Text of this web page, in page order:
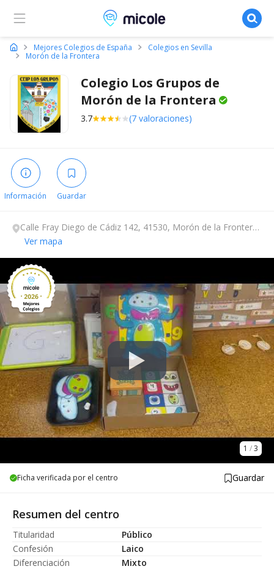
Micole, buscador de colegios
Mejores Colegios de España
Colegios en Sevilla
Morón de la Frontera
Colegio Los Grupos de
Morón de la Frontera
3.7 (7 valoraciones)
Información Guardar
Calle Fray Diego de Cádiz 142, 41530, Morón de la Frontera,
Sevilla.
Ver mapa
1 /3
Ficha verificada por el centro Guardar
Resumen del centro
Titularidad
Público
Confesión
Laico
Diferenciación
Mixto